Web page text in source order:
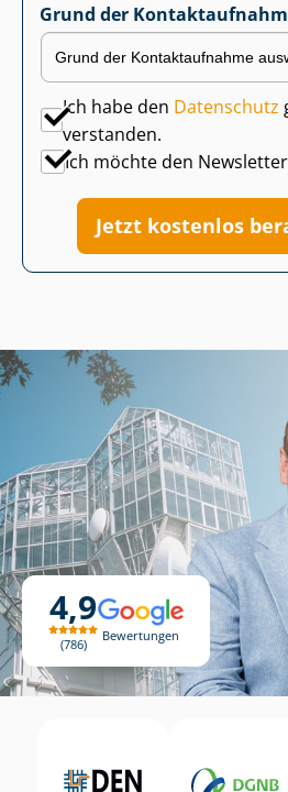
4,9
786
Bewertungen
Grund der
Ich habe den Datenschutz
verstanden.
Ich möchte den
Jetzt kostenlos